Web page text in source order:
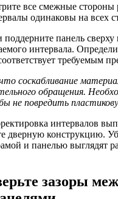
все смежные
одинаковы на всех
панель сверху
интервала.
требуемым
соскабливание
обращения.
повредить
интервалов
дверную конструкцию.
и панелью выглядят
зазоры